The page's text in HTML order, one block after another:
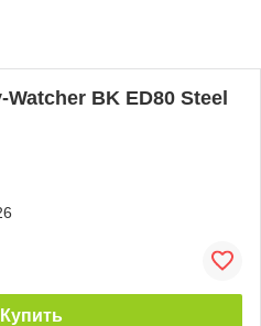
Watcher BK ED80 Steel
Купить